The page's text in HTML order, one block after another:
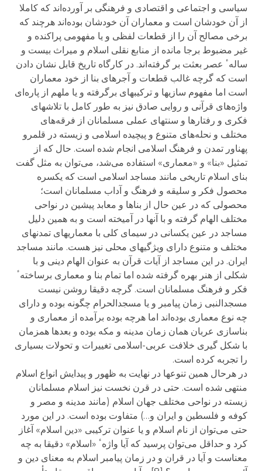
سیاسی و اجتماعی و اقتصادی و فرهنگی بر آورده‌اند که کاملا
از آن خودشان است و معماران آن خودشان بوده‌اند هرچند که
برخی مصالح آن را از قطعات لفظی و یا مفهومی پراکنده و
غیر مضبوط برجا مانده از منابع نقلی اسلام و میراث بیست و
سالهٴ عصر بعثت بر گرفته‌اند. در کارگاه تاریخ قابل نشان دادن
است که گرچه غالب قطعات و آجرهای بنا از خود معماران
است اما مفهوم سازیها و ترکیبهای برگرفته و یا ملهم از پاره‌ای
واژه‌های قرآنی و روایی صادق نیز به طور کامل با تلاشهای
فکری و رفتارها و سنتهای عملی مسلمانان از فرقه‌های
مختلف و نحله‌های متنوع و پیچیده اسلامی و زیسته در قلمرو
پهناور تمدن و فرهنگ اسلامی انجام شده است. حال که از
تمثیل «بنا» و «معماری» استفاده می‌شد، می‌توان به مثل گفت
بنای اسلام تاریخی مانند مساجد اسلامی است که یکسره
محصول فکر و سلیقه و فرهنگ و آداب مسلمانان است؛
محصولی که در عین حال از بناها و معابد پیشین در نواحی
مختلف الهام گرفته و با آنها در آمیخته است و به همین دلیل
مساجد در عین یکسانی در سیمای کلی با معماریهای تمدنهای
مختلف و متنوع دارای ویژگیهای محلی نیز هست. مانند مساجد
ایران. در این مساجد از آیات قرآن به عنوان الهام دینی و با
شکلی از هنر بهره گرفته شده اما تمام بنا و معماری برساختهٴ
فکر و فرهنگ مسلمانان است. گرچه دقیقا روشن نیست
مسجدالنبی زمان پیامبر و یا مسجدالحرام چگونه بوده و دارای
چه نوع معماری بوده‌اند اما هرچه بوده برآمده از معماری و
بناسازی عربان همان زمان مدینه و مکه بوده و بعدها همزمان
با شکل گیری خلافت عربی-اسلامی تغییرات و تحولات بسیاری
را تجربه کرده است.
در هرحال همین تنوعها در نهایت به ظهور و پیدایش انواع اسلام
منتهی شده است. حتی در قرن نخست نیز اسلام مسلمانان
زیسته در نواحی مختلف جهان اسلام (مانند مدینه و مصر و
کوفه و فلسطین و ایران و…) متفاوت بوده است. در این مورد
حتی می‌توان از نام اسلام و یا عنوان ترکیبی «دین اسلام» آغاز
کرد و حداقل می‌توان پرسید که آیا واژهٴ «اسلام» دقیقا به چه
معناست و آیا در قران و در زمان پیامبر اسلام به معنای دین و